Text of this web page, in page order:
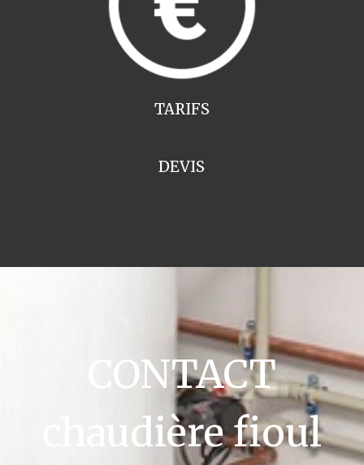
TARIFS
DEVIS
CONTACT
chaudière fioul